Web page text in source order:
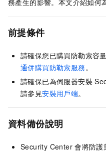
務產生的影響。本文介紹如何
前提條件
請確保您已購買防勒索容
通併購買防勒索服務。
請確保已為伺服器安裝
請參見安裝用戶端。
資料備份說明
Security Center 會將防護